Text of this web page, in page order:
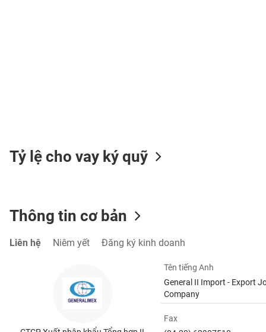
Tỷ lệ cho vay ký quỹ
Thông tin cơ bản
Liên hệ Niêm yết Đăng ký kinh doanh
Tên tiếng Anh
General II Import - Export
Company
Fax
TIÊU